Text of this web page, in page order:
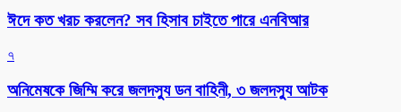
ঈদে কত খরচ করলেন? সব হিসাব চাইতে পারে এনবিআর
৭
অনিমেষকে জিম্মি করে জলদস্যু ডন বাহিনী, ৩ জলদস্যু আটক